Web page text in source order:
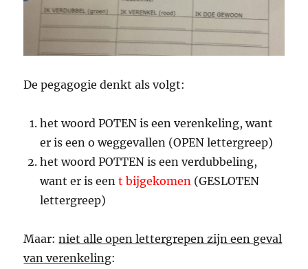
De pegagogie denkt als volgt:
het woord POTEN is een verenkeling, want
er is een o weggevallen (OPEN lettergreep)
het woord POTTEN is een verdubbeling,
want er is eent bijgekomen (GESLOTEN
lettergreep)
Maar:niet alle open lettergrepen zijn een geval
van verenkeling: